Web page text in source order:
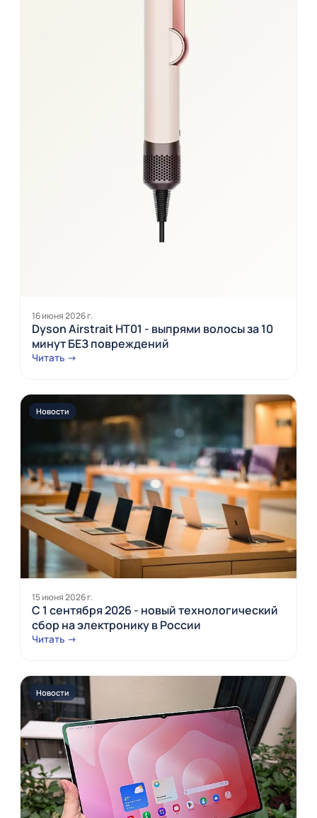
16 июня 2026 г.
Dyson Airstrait HT01 - выпрями волосы за 10
минут БЕЗ повреждений
Читать →
Новости
15 июня 2026 г.
С 1 сентября 2026 - новый технологический
сбор на электронику в России
Читать →
Новости